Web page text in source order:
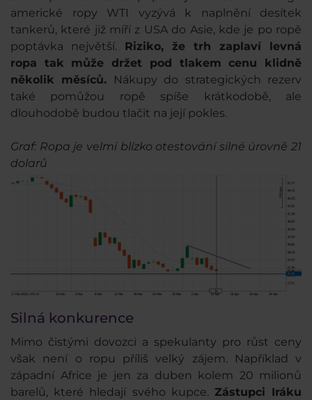
americké ropy WTI vyzývá k naplnění desítek
tankerů, které již míří z USA do Asie, kde je po ropě
poptávka největší. Riziko, že trh zaplaví levná
ropa tak může držet pod tlakem cenu klidně
několik měsíců. Nákupy do strategických rezerv
také pomůžou ropě spíše krátkodobě, ale
dlouhodobě budou tlačit na její pokles.
Graf: Ropa je velmi blízko otestování silné úrovně 21
dolarů
Silná konkurence
Mimo čistými dovozci a spekulanty pro růst ceny
však není o ropu příliš velký zájem. Například v
západní Africe je jen za duben kolem 20 milionů
barelů, které hledají svého kupce. Zástupci Iráku